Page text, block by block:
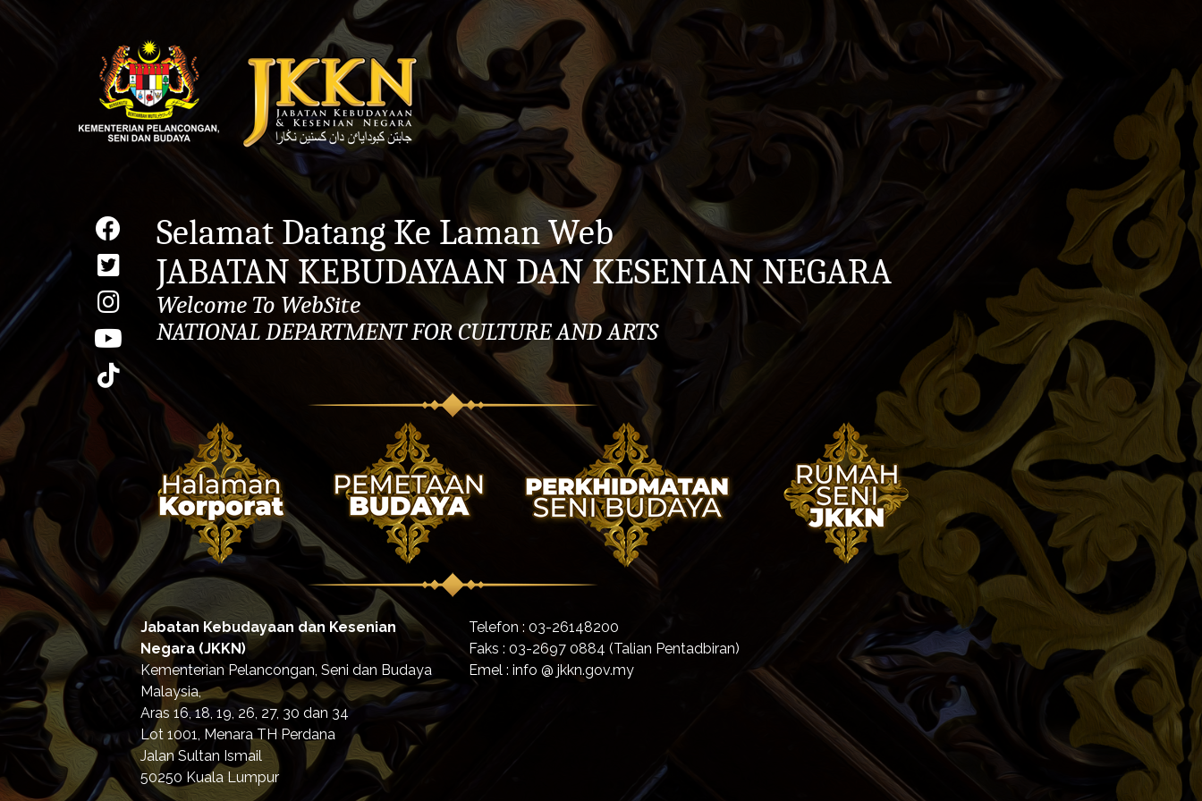
Selamat Datang Ke Laman Web
JABATAN KEBUDAYAAN DAN KESENIAN NEGARA
Welcome To WebSite
NATIONAL DEPARTMENT FOR CULTURE AND ARTS
Jabatan Kebudayaan dan Kesenian
Negara (JKKN)
Kementerian Pelancongan, Seni dan Budaya
Malaysia,
Aras 16, 18, 19, 26, 27, 30 dan 34
Lot 1001, Menara TH Perdana
Jalan Sultan Ismail
50250 Kuala Lumpur
Telefon : 03-26148200
Faks : 03-2697 0884 (Talian Pentadbiran)
Emel : info @ jkkn.gov.my